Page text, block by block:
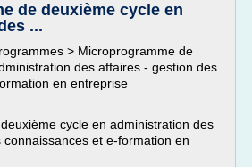
de deuxième cycle en
...
> Microprogramme de
des affaires - gestion des
en entreprise
cycle en administration des
et e-formation en